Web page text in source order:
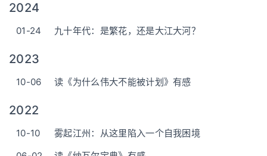
2024
01-24 九十年代：是繁花，还是大江大河？
2023
10-06 读《为什么伟大不能被计划》有感
2022
10-10
雾起江州：从这里陷入一个自我困境